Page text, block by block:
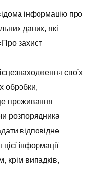
інформацію про
даних, які
захист
своїх
обробки,
проживання
розпорядника
відповідне
інформації
крім випадків,